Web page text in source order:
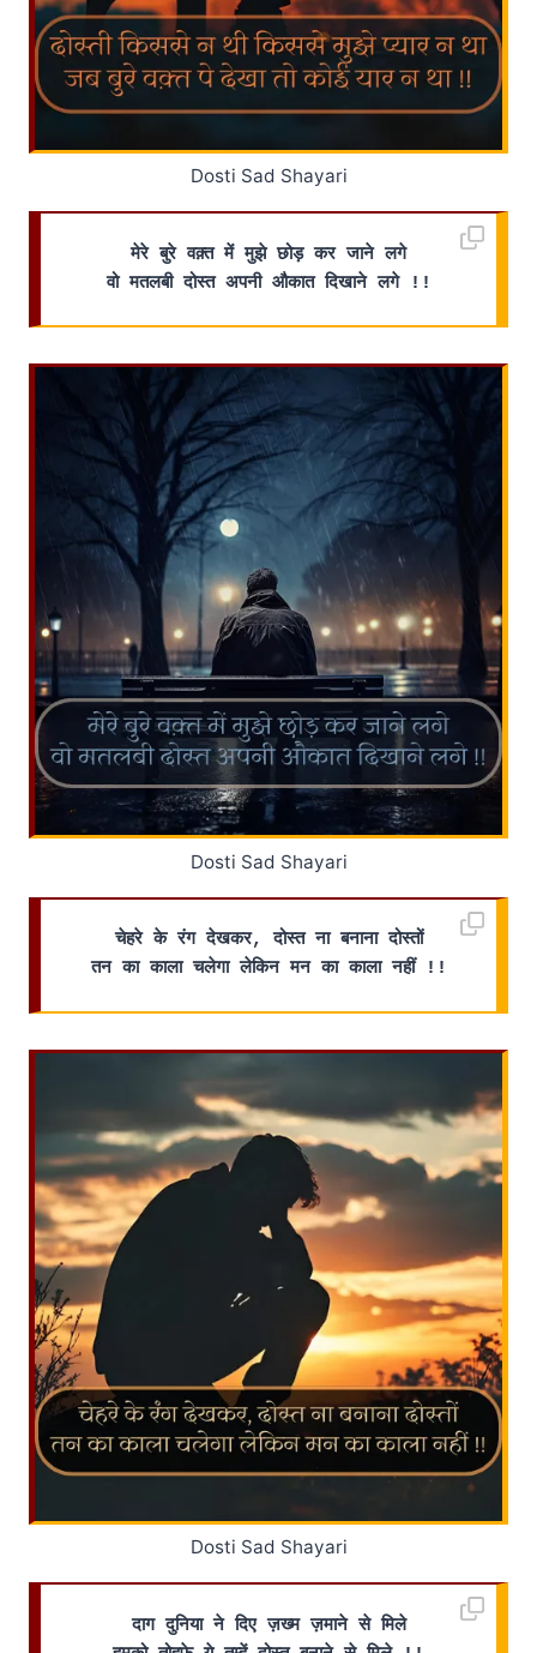
Dosti Sad Shayari
मेरे बुरे वक़्त में मुझे छोड़ कर जाने लगे
वो मतलबी दोस्त अपनी औकात दिखाने लगे !!
Dosti Sad Shayari
चेहरे के रंग देखकर, दोस्त ना बनाना दोस्तों
तन का काला चलेगा लेकिन मन का काला नहीं !!
Dosti Sad Shayari
दाग दुनिया ने दिए ज़ख्म ज़माने से मिले